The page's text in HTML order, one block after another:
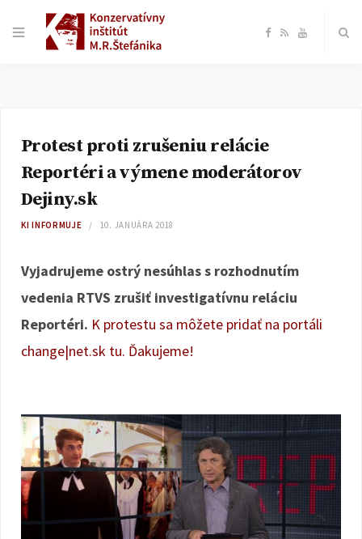
F
o
R Y
Protest proti zrušeniu relácie
Reportéri a výmene moderátorov
Dejiny.sk
KI INFORMUJE 10. JANUÁRA 2018
Vyjadrujeme ostrý nesúhlas s rozhodnutím
vedenia RTVS zrušiť investigatívnu reláciu
Reportéri. K protestu sa môžete pridať na portáli
change|net.sk tu. Ďakujeme!